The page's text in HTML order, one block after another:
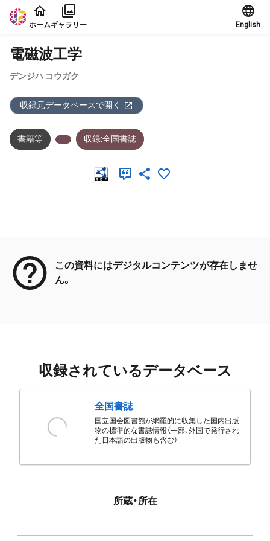
本文に飛ぶ
ホームギャラリー English
電磁波工学
デンジハ コウガク
収録元データベースで開く
書籍等 収録:全国書誌
この資料にはデジタルコンテンツが存在しませ
ん。
収録されているデータベース
全国書誌
国立国会図書館が網羅的に収集した国内出版
物の標準的な書誌情報（一部、外国で発行され
た日本語の出版物も含む）
所蔵・所在